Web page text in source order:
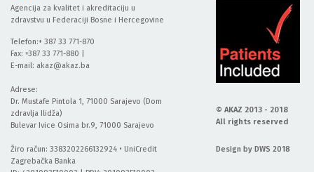
Agencija za kvalitet i akreditaciju u
zdravstvu u Federaciji Bosne i Hercegovine
Telefon:+ 387 33 771-870
Fax: +387 33 771-880 |
E-mail: akaz@akaz.ba
Adrese:
Dr. Mustafe Pintola 1, 71000 Sarajevo (Dom
zdravlja Ilidža)
Bulevar Ivice Osima br.9, 71000 Sarajevo
Žiro račun: 3383202266132924 • UniCredit
Zagrebačka Banka
© AKAZ 2013 - 2018
All rights reserved
Design by DWS 2018